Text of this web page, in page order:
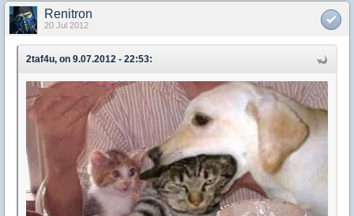
Renitron
20 Jul 2012
2taf4u, on 9.07.2012 - 22:53: